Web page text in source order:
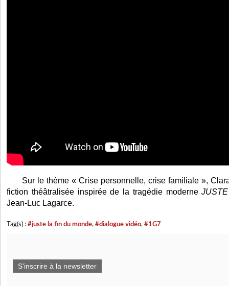
Sur le thème « Crise personnelle, crise familiale »,
fiction théâtralisée inspirée de la tragédie moderne
Jean-Luc Lagarce.
Tag(s) : #juste la fin du monde, #dialogue vidéo, #1G7
S'inscrire à la newsletter